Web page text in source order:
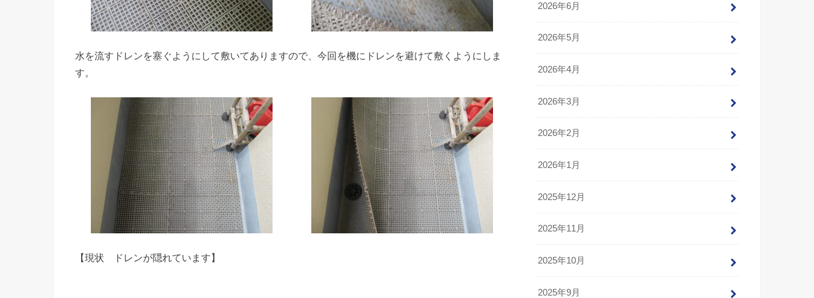
水を流すドレンを塞ぐようにして敷いてありますので、今回を機にドレンを避けて敷くようにしま
す。
【現状 ドレンが隠れています】
2026年6月
2026年5月
2026年4月
2026年3月
2026年2月
2026年1月
2025年12月
2025年11月
2025年10月
2025年9月